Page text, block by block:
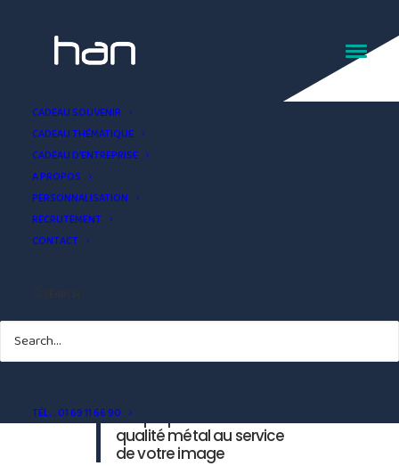
CADEAU SOUVENIR
CADEAU THÉMATIQUE
CADEAU D’ENTREPRISE
A PROPOS
PERSONNALISATION
RECRUTEMENT
CONTACT
TÉL. : 01 69 11 66 90Plaque personnalisée : la
qualité métal au service
de votre image